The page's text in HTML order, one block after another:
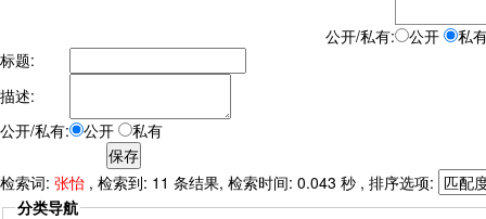
公开/私有: 公开
私
标题:
描述:
公开/私有:
公开 私有
检索词: 张怡 , 检索到: 11 条结果, 检索时间: 0.043 秒 , 排序选项:
分类导航